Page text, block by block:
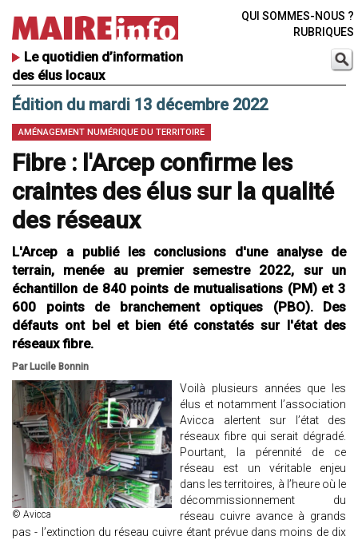
Le quotidien d’information
des élus locaux
QUI SOMMES-NOUS ?
RUBRIQUES
Édition du mardi 13 décembre 2022
AMÉNAGEMENT NUMÉRIQUE DU TERRITOIRE
Fibre : l'Arcep confirme les
craintes des élus sur la qualité
des réseaux
L'Arcep a publié les conclusions d'une analyse de
terrain, menée au premier semestre 2022, sur un
échantillon de 840 points de mutualisations (PM) et 3
600 points de branchement optiques (PBO). Des
défauts ont bel et bien été constatés sur l'état des
réseaux fibre.
Par Lucile Bonnin
© Avicca
Voilà plusieurs années que les
élus et notamment l’association
Avicca alertent sur l’état des
réseaux fibre qui serait dégradé.
Pourtant, la pérennité de ce
réseau est un véritable enjeu
dans les territoires, à l’heure où le
décommissionnement du
réseau cuivre avance à grands
pas - l’extinction du réseau cuivre étant prévue dans moins de dix